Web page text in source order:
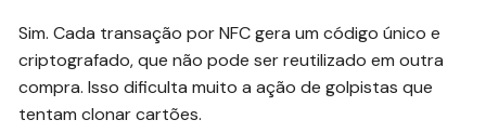
Sim. Cada transação por NFC gera um código único e
criptografado, que não pode ser reutilizado em outra
compra. Isso dificulta muito a ação de golpistas que
tentam clonar cartões.